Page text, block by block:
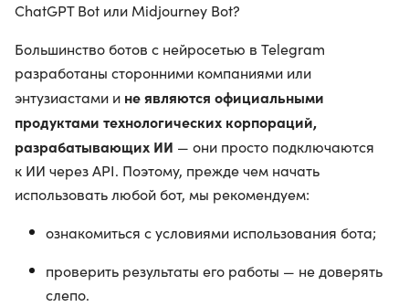
ChatGPT Bot или Midjourney Bot?
Большинство ботов с нейросетью в Telegram
разработаны сторонними компаниями или
энтузиастами и не являются официальными
продуктами технологических корпораций,
разрабатывающих ИИ — они просто подключаются
к ИИ через API. Поэтому, прежде чем начать
использовать любой бот, мы рекомендуем:
ознакомиться с условиями использования бота;
проверить результаты его работы — не доверять
слепо.